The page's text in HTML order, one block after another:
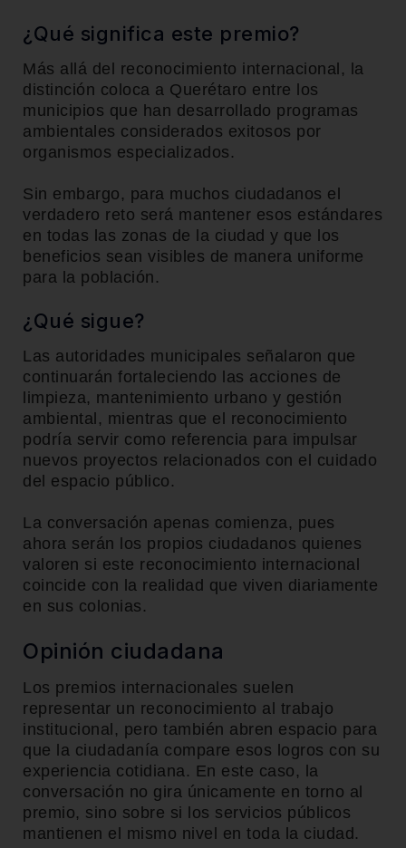
¿Qué significa este premio?
Más allá del reconocimiento internacional, la
distinción coloca a Querétaro entre los
municipios que han desarrollado programas
ambientales considerados exitosos por
organismos especializados.
Sin embargo, para muchos ciudadanos el
verdadero reto será mantener esos estándares
en todas las zonas de la ciudad y que los
beneficios sean visibles de manera uniforme
para la población.
¿Qué sigue?
Las autoridades municipales señalaron que
continuarán fortaleciendo las acciones de
limpieza, mantenimiento urbano y gestión
ambiental, mientras que el reconocimiento
podría servir como referencia para impulsar
nuevos proyectos relacionados con el cuidado
del espacio público.
La conversación apenas comienza, pues
ahora serán los propios ciudadanos quienes
valoren si este reconocimiento internacional
coincide con la realidad que viven diariamente
en sus colonias.
Opinión ciudadana
Los premios internacionales suelen
representar un reconocimiento al trabajo
institucional, pero también abren espacio para
que la ciudadanía compare esos logros con su
experiencia cotidiana. En este caso, la
conversación no gira únicamente en torno al
premio, sino sobre si los servicios públicos
mantienen el mismo nivel en toda la ciudad.